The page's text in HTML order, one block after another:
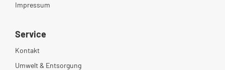
Impressum
Service
Kontakt
Umwelt & Entsorgung